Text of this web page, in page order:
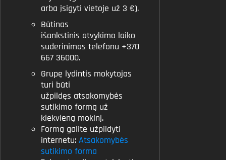
arba įsigyti vietoje už 3 €).
Būtinas
išankstinis atvykimo laiko
suderinimas telefonu +370
667 36000.
Grupę lydintis mokytojas
turi būti
užpildęs atsakomybės
sutikimo formą už
kiekvieną mokinį.
Formą galite užpildyti
internetu: Atsakomybės
sutikimo forma